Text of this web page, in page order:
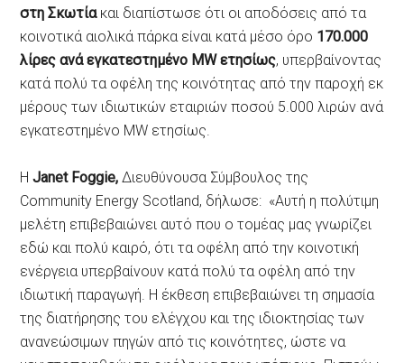
στη Σκωτίακαι διαπίστωσε ότι οι αποδόσεις από τα
κοινοτικά αιολικά πάρκα είναι κατά μέσο όρο 170.000
λίρες ανά εγκατεστημένο MW ετησίως, υπερβαίνοντας
κατά πολύ τα οφέλη της κοινότητας από την παροχή εκ
μέρους των ιδιωτικών εταιριών ποσού 5.000 λιρών ανά
εγκατεστημένο MW ετησίως.
H Janet Foggie,Διευθύνουσα Σύμβουλος της
Community Energy Scotland, δήλωσε: «Αυτή η πολύτιμη
μελέτη επιβεβαιώνει αυτό που ο τομέας μας γνωρίζει
εδώ και πολύ καιρό, ότι τα οφέλη από την κοινοτική
ενέργεια υπερβαίνουν κατά πολύ τα οφέλη από την
ιδιωτική παραγωγή. Η έκθεση επιβεβαιώνει τη σημασία
της διατήρησης του ελέγχου και της ιδιοκτησίας των
ανανεώσιμων πηγών από τις κοινότητες, ώστε να